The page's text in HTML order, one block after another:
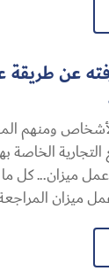
عن
ومنهم
الخاصة
ميزان... كل ما
ميزان